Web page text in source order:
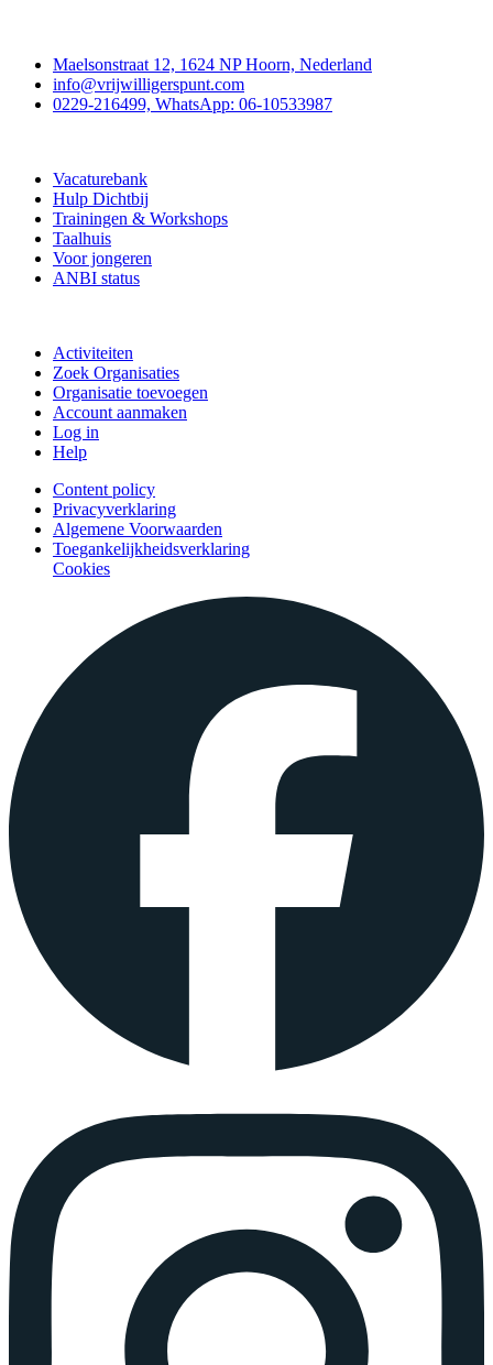
Maelsonstraat 12, 1624 NP Hoorn, Nederland
info@vrijwilligerspunt.com
0229-216499, WhatsApp: 06-10533987
Vacaturebank
Hulp Dichtbij
Trainingen & Workshops
Taalhuis
Voor jongeren
ANBI status
Activiteiten
Zoek Organisaties
Organisatie toevoegen
Account aanmaken
Log in
Help
Content policy
Privacyverklaring
Algemene Voorwaarden
Toegankelijkheidsverklaring
Cookies